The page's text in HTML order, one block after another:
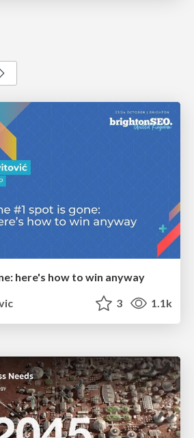
here's how to win anyway
3 1.1k